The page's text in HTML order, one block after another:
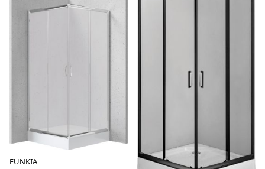
FUNKIA